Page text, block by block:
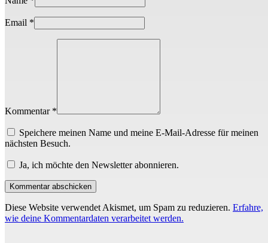
Email *
Kommentar *
Speichere meinen Name und meine E-Mail-Adresse für meinen
nächsten Besuch.
Ja, ich möchte den Newsletter abonnieren.
Diese Website verwendet Akismet, um Spam zu reduzieren. Erfahre,
wie deine Kommentardaten verarbeitet werden.